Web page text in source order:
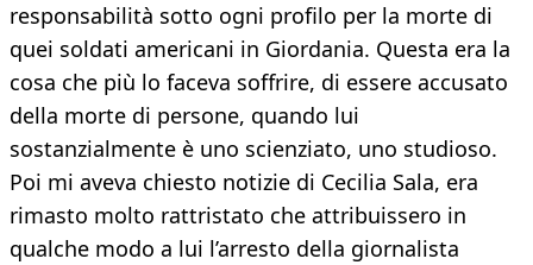
responsabilità sotto ogni profilo per la morte di
quei soldati americani in Giordania. Questa era la
cosa che più lo faceva soffrire, di essere accusato
della morte di persone, quando lui
sostanzialmente è uno scienziato, uno studioso.
Poi mi aveva chiesto notizie di Cecilia Sala, era
rimasto molto rattristato che attribuissero in
qualche modo a lui l’arresto della giornalista